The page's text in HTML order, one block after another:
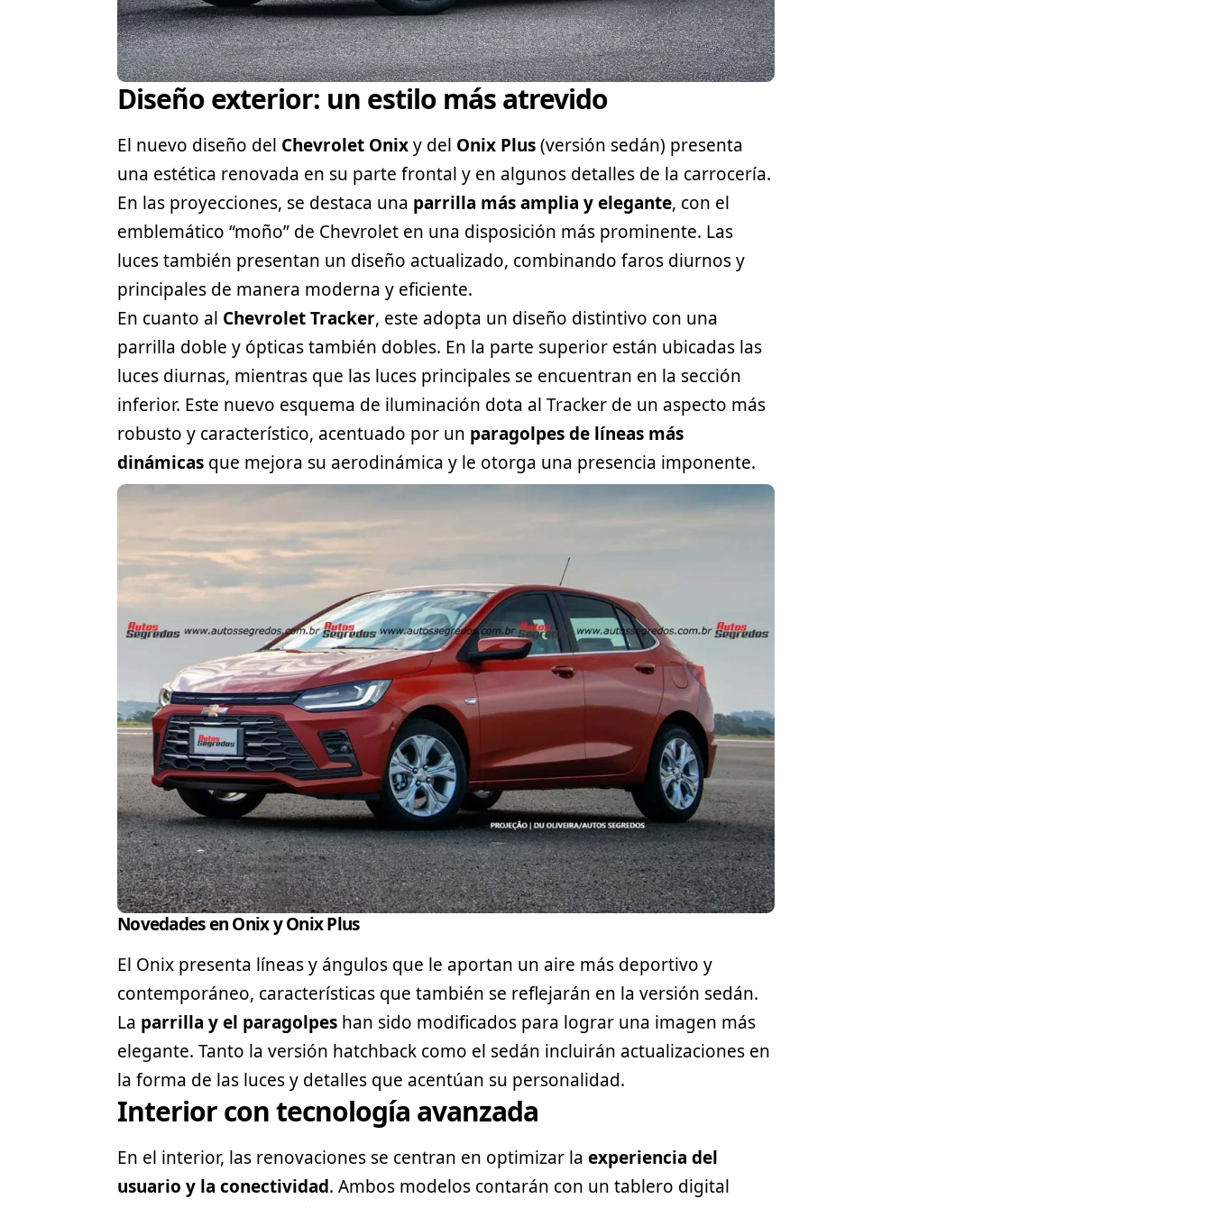
Diseño exterior: un estilo más atrevido
El nuevo diseño del Chevrolet Onixy del Onix Plus(versión sedán) presenta
una estética renovada en su parte frontal y en algunos detalles de la carrocería.
En las proyecciones, se destaca una parrilla más amplia y elegante, con el
emblemático “moño” de Chevrolet en una disposición más prominente. Las
luces también presentan un diseño actualizado, combinando faros diurnos y
principales de manera moderna y eficiente.
En cuanto al Chevrolet Tracker, este adopta un diseño distintivo con una
parrilla doble y ópticas también dobles. En la parte superior están ubicadas las
luces diurnas, mientras que las luces principales se encuentran en la sección
inferior. Este nuevo esquema de iluminación dota al Tracker de un aspecto más
robusto y característico, acentuado por un paragolpes de líneas más
dinámicas que mejora su aerodinámica y le otorga una presencia imponente.
Novedades en Onix y Onix Plus
El Onix presenta líneas y ángulos que le aportan un aire más deportivo y
contemporáneo, características que también se reflejarán en la versión sedán.
La parrilla y el paragolpes han sido modificados para lograr una imagen más
elegante. Tanto la versión hatchback como el sedán incluirán actualizaciones en
la forma de las luces y detalles que acentúan su personalidad.
Interior con tecnología avanzada
En el interior, las renovaciones se centran en optimizar la experiencia del
usuario y la conectividad. Ambos modelos contarán con un tablero digital